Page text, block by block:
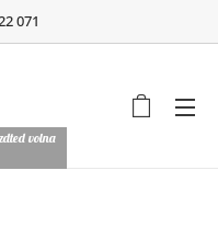
071
volna